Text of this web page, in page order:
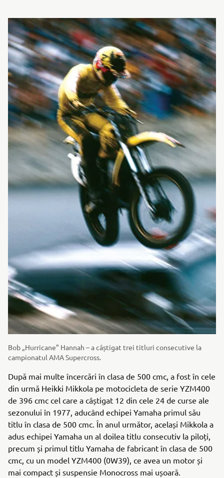
Bob „Hurricane” Hannah – a câștigat trei titluri consecutive la
campionatul AMA Supercross.
După mai multe încercări în clasa de 500 cmc, a fost în cele
din urmă Heikki Mikkola pe motocicleta de serie YZM400
de 396 cmc cel care a câștigat 12 din cele 24 de curse ale
sezonului în 1977, aducând echipei Yamaha primul său
titlu în clasa de 500 cmc. În anul următor, același Mikkola a
adus echipei Yamaha un al doilea titlu consecutiv la piloți,
precum și primul titlu Yamaha de fabricant în clasa de 500
cmc, cu un model YZM400 (0W39), ce avea un motor și
mai compact și suspensie Monocross mai ușoară.